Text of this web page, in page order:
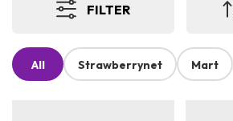
FILTER
All Strawberrynet Mart